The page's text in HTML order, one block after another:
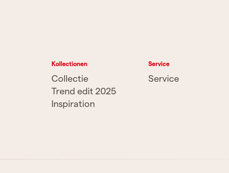
Kollectionen
Collectie
Trend edit 2025
Inspiration
Service
Service